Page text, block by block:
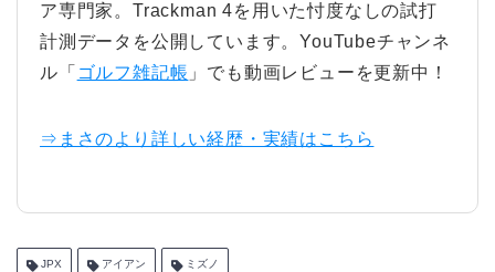
ア専門家。Trackman 4を用いた忖度なしの試打
計測データを公開しています。YouTubeチャンネ
ル「 ゴルフ雑記帳 」でも動画レビューを更新中！
⇒まさのより詳しい経歴・実績はこちら
JPX アイアン ミズノ